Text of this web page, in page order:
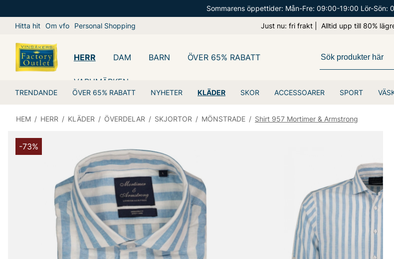
Sommarens öppettider: Mån-Fre: 09:00-19:00 Lör-Sön:
Hitta hit Om vfo Personal Shopping Just nu: fri frakt | Alltid upp till 80%
HERR
TRENDANDE ÖVER 65% RABATT NYHETER KLÄDER SKOR ACCESSOARER SPORT
DAM BARN ÖVER 65% RABATT
VARUMÄRKEN
HEM / HERR / KLÄDER / ÖVERDELAR / SKJORTOR / MÖNSTRADE / Shirt 957 Mortimer & Armstrong
-73%